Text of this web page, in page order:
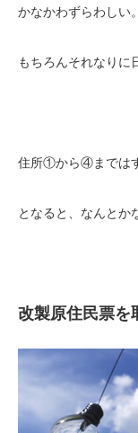
かなかわずらわしい。
もちろんそれなりに
住所①から④までは
となると、なんとか
改製原住民票を